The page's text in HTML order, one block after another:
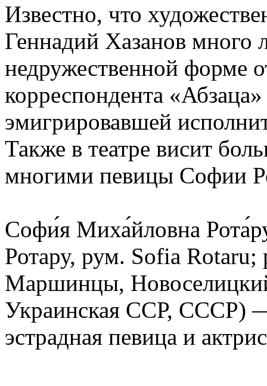
Известно, что
Геннадий Хазанов много
недружественной форме
корреспондента
эмигрировавшей
Также в театре висит
многими певицы Софии
Софи́я Миха́йловна
Ротару, рум. Sofia Rotaru;
Маршинцы,
Украинская ССР, СССР) —
эстрадная певица и